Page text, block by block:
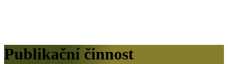
Publikační činnost